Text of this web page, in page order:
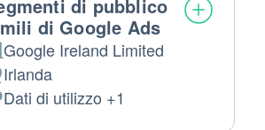
di pubblico
di Google Ads
Google Ireland Limited
del trattamento:
Irlanda
Personali trattati:
Dati di utilizzo +1